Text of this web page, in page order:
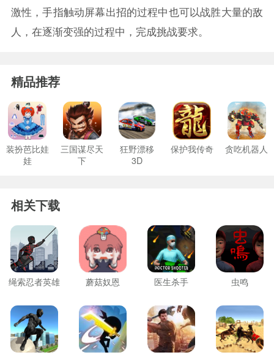
激性，手指触动屏幕出招的过程中也可以战胜大量的敌
人，在逐渐变强的过程中，完成挑战要求。
精品推荐
装扮芭比娃
娃
三国谋尽天
下
狂野漂移
3D
保护我传奇 贪吃机器人
相关下载
绳索忍者英雄 蘑菇奴恩 医生杀手 虫鸣